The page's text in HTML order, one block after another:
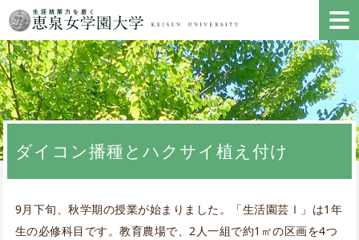
ダイコン播種とハクサイ植え付け
9月下旬、秋学期の授業が始まりました。「生活園芸Ⅰ」は1年
生の必修科目です。教育農場で、2人一組で約1㎡の区画を4つ